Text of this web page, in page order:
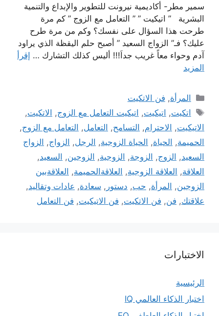
سمير مطر- أكاديمية نيرونت للتطوير والإبداع والتنمية
البشرية ” اتيكيت ” ” التعامل مع الزوج ” كم مرة
طرحت هذا السؤال على نفسك؟ وكم من مرة طرح
عليك؟ فـ” الزواج السعيد ” أصبح حلم اليقظة الذي يراود
آدم وحواء معاً غريب جداَ!!! أليس كذلك التشارك … إقرأ
المزيد
التصنيفات
المرأة, فن الاتكيت
الوسوم
اتكيت, اتيكيت, اتيكيت التعامل مع الزوج, الاتكيت,
الاتيكيت, الاحترام, التسامح, التعامل, التعامل مع الزوج,
الحميمة, الحياة, الحياة الزوجية, الرجل, الزواج, الزواج
السعيد, الزوج, الزوجة, الزوجية, الزوجين, السعيد,
العلاقة, العلاقة الزوجية, العلاقةالحميمة, العلاقةبين
الزوجين, المرأة, حب, دستور , سعادة, عادات وتقاليد,
علاقتك, فن, فن الاتكيت, فن الاتيكيت, فن التعامل
الاختبارات
الرئيسية
اختبار الذكاء العالمي IQ